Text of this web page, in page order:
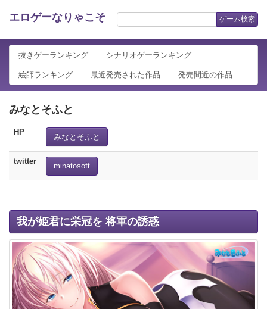
エロゲーなりゃこそ ゲーム検索
抜きゲーランキング シナリオゲーランキング
絵師ランキング 最近発売された作品 発売間近の作品
みなとそふと
HP
みなとそふと
twitter
minatosoft
我が姫君に栄冠を 将軍の誘惑